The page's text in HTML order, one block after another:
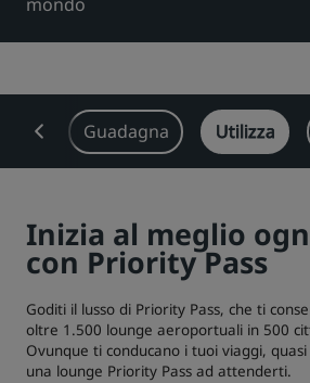
Prize by Radisson Country
Marchi affiliati in Cina
J. Jin Jiang
Kunlun Golden
Visita il nostro blog
Guadagna Utilizza
Inizia al meglio
con Priority Pass
Goditi il lusso di Priority Pass, che ti
oltre 1.500 lounge aeroportuali in 500
Ovunque ti conducano i tuoi viaggi,
una lounge Priority Pass ad attenderti.